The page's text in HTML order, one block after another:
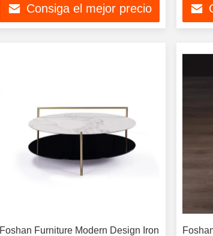
hogar
Consiga el mejor precio
Foshan Furniture Modern Design Iron